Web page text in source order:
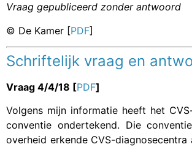
Vraag gepubliceerd zonder antwoord
© De Kamer [PDF]
Schriftelijk vraag en
Vraag 4/4/18 [PDF]
Volgens mijn informatie heeft het
conventie ondertekend. Die
overheid erkende CVS-